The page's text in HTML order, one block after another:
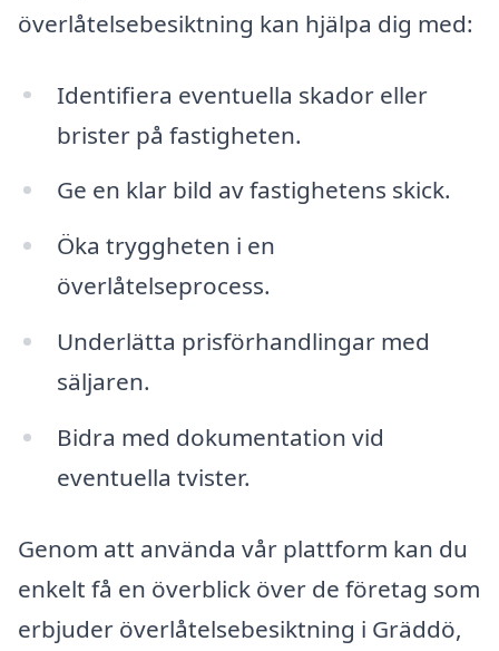
överlåtelsebesiktning kan hjälpa dig med:
Identifiera eventuella skador eller
brister på fastigheten.
Ge en klar bild av fastighetens skick.
Öka tryggheten i en
överlåtelseprocess.
Underlätta prisförhandlingar med
säljaren.
Bidra med dokumentation vid
eventuella tvister.
Genom att använda vår plattform kan du
enkelt få en överblick över de företag som
erbjuder överlåtelsebesiktning i Gräddö,